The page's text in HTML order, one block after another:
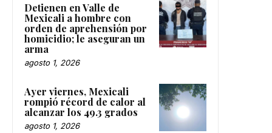
Detienen en Valle de
Mexicali a hombre con
orden de aprehensión por
homicidio; le aseguran un
arma
agosto 1, 2026
Ayer viernes, Mexicali
rompió récord de calor al
alcanzar los 49.3 grados
agosto 1, 2026